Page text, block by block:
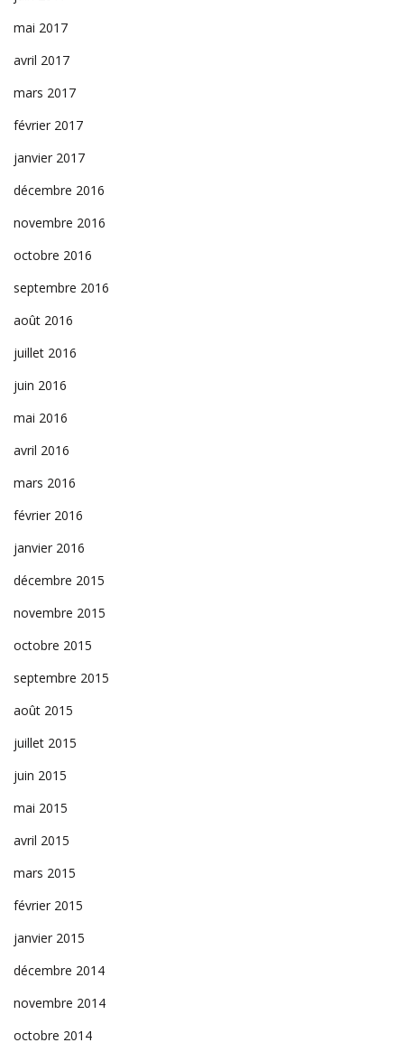
mai 2017
avril 2017
mars 2017
février 2017
janvier 2017
décembre 2016
novembre 2016
octobre 2016
septembre 2016
août 2016
juillet 2016
juin 2016
mai 2016
avril 2016
mars 2016
février 2016
janvier 2016
décembre 2015
novembre 2015
octobre 2015
septembre 2015
août 2015
juillet 2015
juin 2015
mai 2015
avril 2015
mars 2015
février 2015
janvier 2015
décembre 2014
novembre 2014
octobre 2014